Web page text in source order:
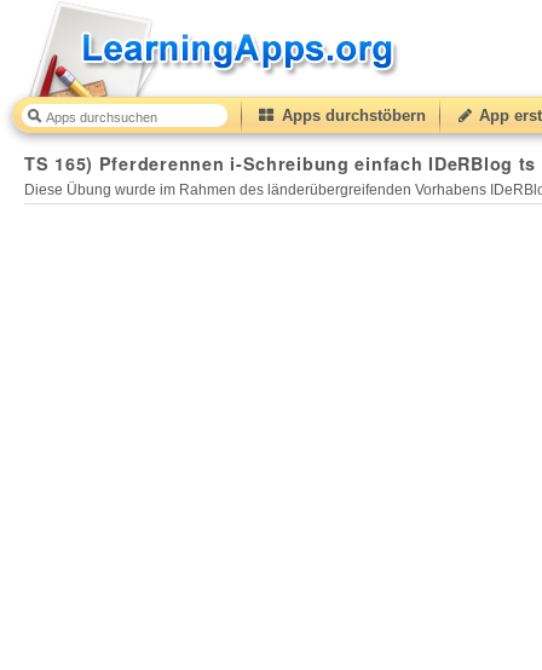
Apps durchstöbern App
TS 165) Pferderennen i-Schreibung einfach IDeRBlog ts
Diese Übung wurde im Rahmen des länderübergreifenden Vorhabens